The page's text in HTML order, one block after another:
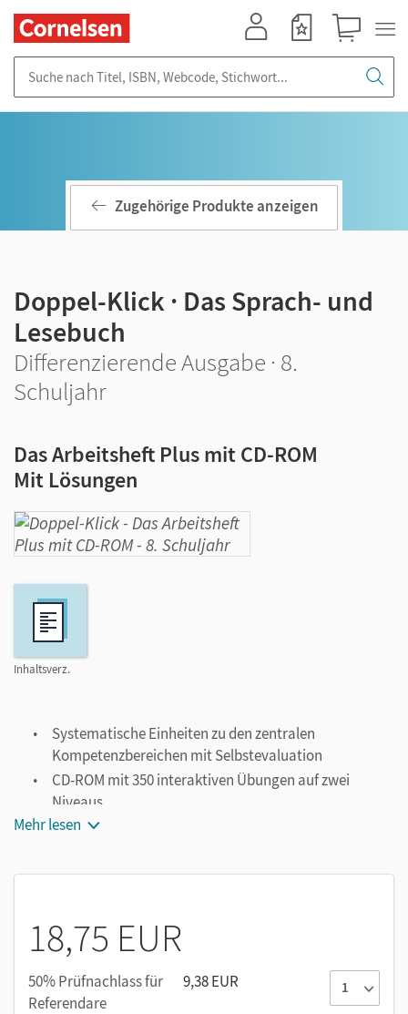
Inhaltsverz.
Zugehörige Produkte anzeigen
Doppel-Klick · Das Sprach- und
Lesebuch
Differenzierende Ausgabe · 8.
Schuljahr
Das Arbeitsheft Plus mit CD-ROM
Mit Lösungen
Systematische Einheiten zu den zentralen
Kompetenzbereichen mit Selbstevaluation
CD-ROM mit 350 interaktiven Übungen auf zwei
Niveaus
Ab Klasse 9 Training der Prüfungsaufgabenformate
Mehr lesen
18,75 EUR
50% Prüfnachlass für
Referendare
9,38 EUR